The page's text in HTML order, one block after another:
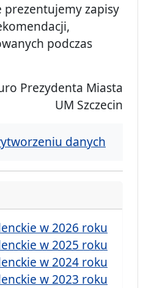
zapisy
podczas
Prezydenta Miasta
UM Szczecin
danych
w 2026 roku
w 2025 roku
w 2024 roku
w 2023 roku